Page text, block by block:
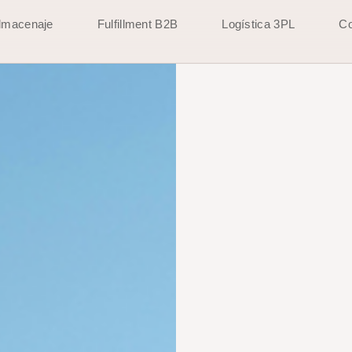
Fulfillment B2B Logística 3PL